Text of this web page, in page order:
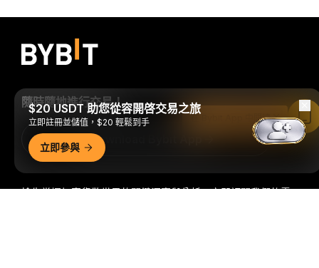
搶先掌握加密貨幣世界的關鍵洞察與分析：立即訂閱我們的電
隨時隨地進行交易！
Download Bybit App
$20 USDT 助您從容開啓交易之旅
立即註冊並儲值，$20 輕鬆到手
立即參與
在 Bybit App 中閱讀